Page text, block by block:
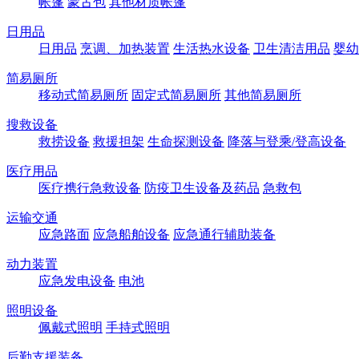
日用品
日用品 烹调、加热装置 生活热水设备 卫生清洁用品 婴
简易厕所
移动式简易厕所 固定式简易厕所 其他简易厕所
搜救设备
救捞设备 救援担架 生命探测设备 降落与登乘/登高设备
医疗用品
医疗携行急救设备 防疫卫生设备及药品 急救包
运输交通
应急路面 应急船舶设备 应急通行辅助装备
动力装置
应急发电设备 电池
照明设备
佩戴式照明 手持式照明